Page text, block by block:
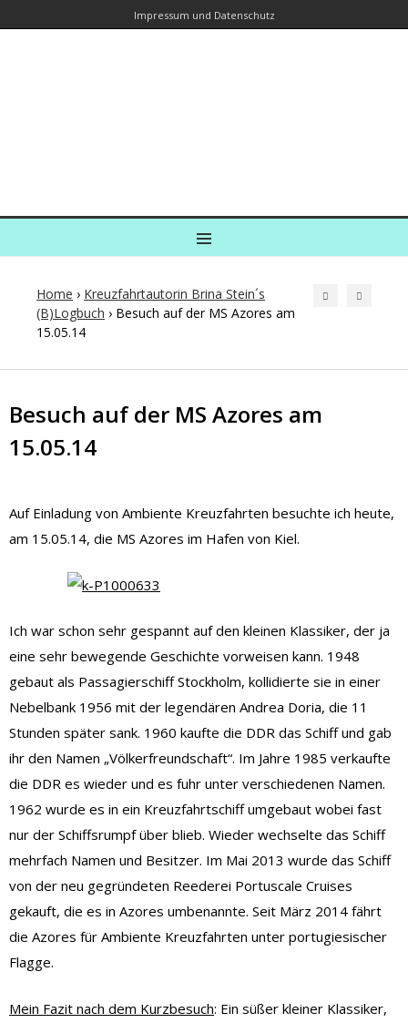
Impressum und Datenschutz
MENU
Home › Kreuzfahrtautorin Brina Stein´s
(B)Logbuch › Besuch auf der MS Azores am
15.05.14
Besuch auf der MS Azores am
15.05.14
Auf Einladung von Ambiente Kreuzfahrten besuchte ich heute,
am 15.05.14, die MS Azores im Hafen von Kiel.
Ich war schon sehr gespannt auf den kleinen Klassiker, der ja
eine sehr bewegende Geschichte vorweisen kann. 1948
gebaut als Passagierschiff Stockholm, kollidierte sie in einer
Nebelbank 1956 mit der legendären Andrea Doria, die 11
Stunden später sank. 1960 kaufte die DDR das Schiff und gab
ihr den Namen „Völkerfreundschaft“. Im Jahre 1985 verkaufte
die DDR es wieder und es fuhr unter verschiedenen Namen.
1962 wurde es in ein Kreuzfahrtschiff umgebaut wobei fast
nur der Schiffsrumpf über blieb. Wieder wechselte das Schiff
mehrfach Namen und Besitzer. Im Mai 2013 wurde das Schiff
von der neu gegründeten Reederei Portuscale Cruises
gekauft, die es in Azores umbenannte. Seit März 2014 fährt
die Azores für Ambiente Kreuzfahrten unter portugiesischer
Flagge.
Mein Fazit nach dem Kurzbesuch: Ein süßer kleiner Klassiker,
navigation